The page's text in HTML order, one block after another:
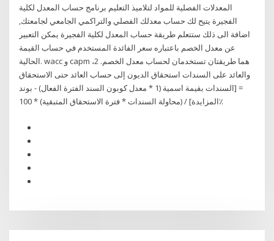
المعدلات الفصلية للمواد لتلاميذ التعليم برنامج حساب المعدل لكلية
الفجيرة يتيح لك حساب معدلك الفصلي والتراكمي الجامعي لجامعتك,
اضافة الى ذلك ستتعلم طريقة حساب المعدل لكلية الفجيرة يمكن التعبير
عن معدل الخصم باعتباره سعر الفائدة المستخدم في حساب القيمة
الحالية. wacc و capm هما طريقتان تستخدمان لحساب معدل الخصم. 2،
والعائد على السندات استحقاق الديون إلى حساب العائد حتى الاستحقاق
= [السندات بقيمة اسمية (1 * معدل كوبون السند الفترة الفعال) - بوند
المزايدة] / (محاولة السندات * فترة الاستحقاق المتبقية) * 100٪